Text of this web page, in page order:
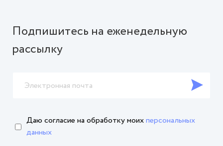
Подпишитесь на еженедельную
рассылку
Даю согласие на обработкумоихперсональных
данных